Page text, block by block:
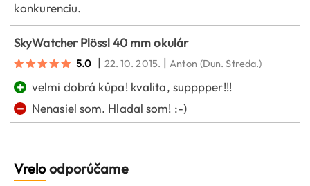
konkurenciu.
SkyWatcher Plössl 40 mm okulár
5.0 | 22. 10. 2015. |Anton (Dun. Streda.)
+ velmi dobrá kúpa! kvalita, supppper!!!
− Nenasiel som. Hladal som! :-)
Vreloodporúčame